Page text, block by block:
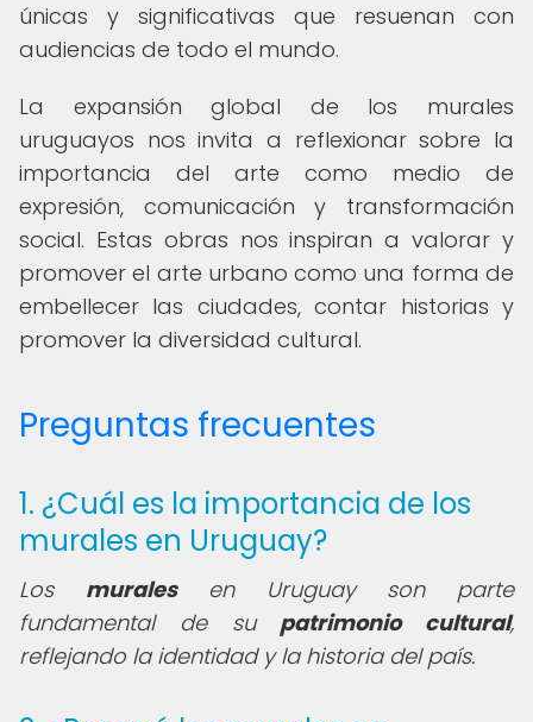
únicas y significativas que resuenan con
audiencias de todo el mundo.
La expansión global de los murales
uruguayos nos invita a reflexionar sobre la
importancia del arte como medio de
expresión, comunicación y transformación
social. Estas obras nos inspiran a valorar y
promover el arte urbano como una forma de
embellecer las ciudades, contar historias y
promover la diversidad cultural.
Preguntas frecuentes
1. ¿Cuál es la importancia de los
murales en Uruguay?
Los muralesen Uruguay son parte
fundamental de su patrimonio cultural,
reflejando la identidad y la historia del país.